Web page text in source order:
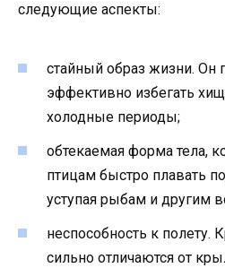
следующие аспекты:
стайный образ жизни. Он
эффективно избегать
холодные периоды;
обтекаемая форма тела,
птицам быстро плавать
уступая рыбам и другим
неспособность к полету.
сильно отличаются от